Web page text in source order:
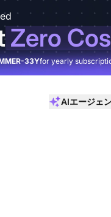
Zero
33Yfor yearly
AIエージェ